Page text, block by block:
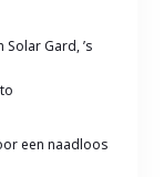
Gard, ’s
een naadloos